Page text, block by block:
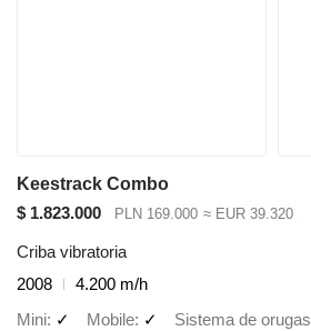
Keestrack Combo
$ 1.823.000
PLN 169.000 ≈ EUR 39.320
Criba vibratoria
2008
4.200 m/h
Mini ✓ Mobile ✓ Sistema de orugas